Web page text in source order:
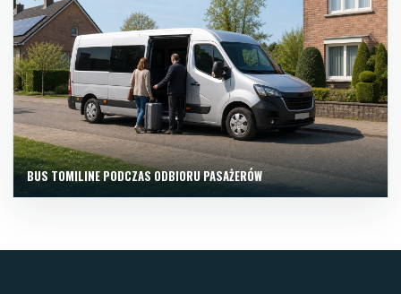
BUS TOMILINE PODCZAS ODBIORU PASAŻERÓW